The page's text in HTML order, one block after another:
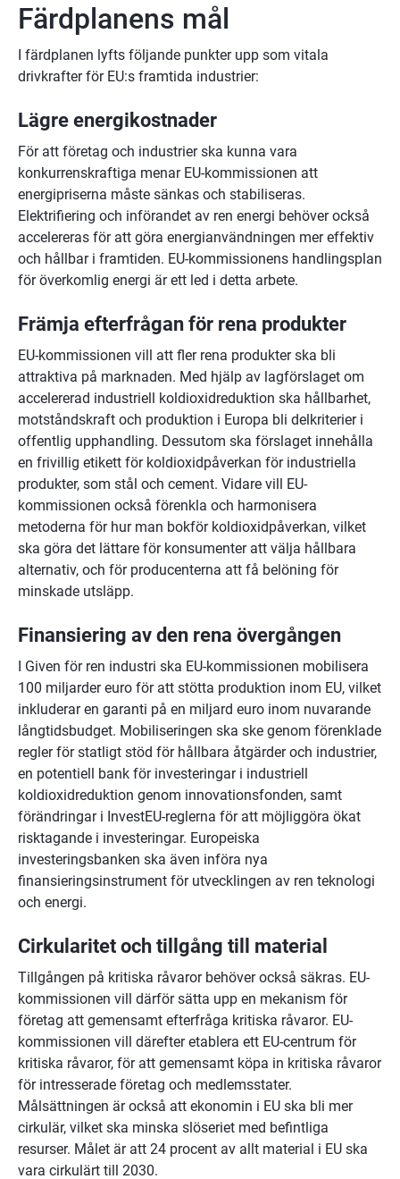
Färdplanens mål
I färdplanen lyfts följande punkter upp som vitala
drivkrafter för EU:s framtida industrier:
Lägre energikostnader
För att företag och industrier ska kunna vara
konkurrenskraftiga menar EU-kommissionen att
energipriserna måste sänkas och stabiliseras.
Elektrifiering och införandet av ren energi behöver också
accelereras för att göra energianvändningen mer effektiv
och hållbar i framtiden. EU-kommissionens handlingsplan
för överkomlig energi är ett led i detta arbete.
Främja efterfrågan för rena produkter
EU-kommissionen vill att fler rena produkter ska bli
attraktiva på marknaden. Med hjälp av lagförslaget om
accelererad industriell koldioxidreduktion ska hållbarhet,
motståndskraft och produktion i Europa bli delkriterier i
offentlig upphandling. Dessutom ska förslaget innehålla
en frivillig etikett för koldioxidpåverkan för industriella
produkter, som stål och cement. Vidare vill EU-
kommissionen också förenkla och harmonisera
metoderna för hur man bokför koldioxidpåverkan, vilket
ska göra det lättare för konsumenter att välja hållbara
alternativ, och för producenterna att få belöning för
minskade utsläpp.
Finansiering av den rena övergången
I Given för ren industri ska EU-kommissionen mobilisera
100 miljarder euro för att stötta produktion inom EU, vilket
inkluderar en garanti på en miljard euro inom nuvarande
långtidsbudget. Mobiliseringen ska ske genom förenklade
regler för statligt stöd för hållbara åtgärder och industrier,
en potentiell bank för investeringar i industriell
koldioxidreduktion genom innovationsfonden, samt
förändringar i InvestEU-reglerna för att möjliggöra ökat
risktagande i investeringar. Europeiska
investeringsbanken ska även införa nya
finansieringsinstrument för utvecklingen av ren teknologi
och energi.
Cirkularitet och tillgång till material
Tillgången på kritiska råvaror behöver också säkras. EU-
kommissionen vill därför sätta upp en mekanism för
företag att gemensamt efterfråga kritiska råvaror. EU-
kommissionen vill därefter etablera ett EU-centrum för
kritiska råvaror, för att gemensamt köpa in kritiska råvaror
för intresserade företag och medlemsstater.
Målsättningen är också att ekonomin i EU ska bli mer
cirkulär, vilket ska minska slöseriet med befintliga
resurser. Målet är att 24 procent av allt material i EU ska
vara cirkulärt till 2030.